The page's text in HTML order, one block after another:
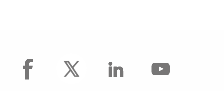
facebook